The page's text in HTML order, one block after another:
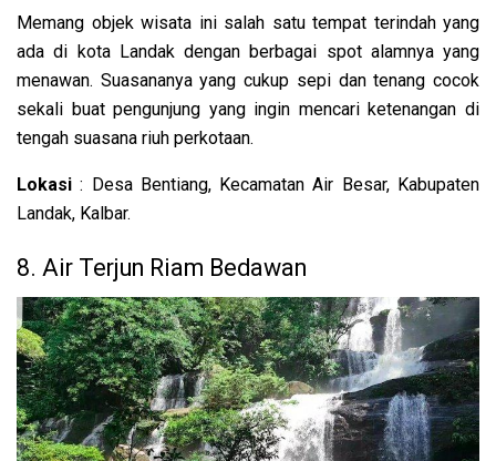
Memang objek wisata ini salah satu tempat terindah yang
ada di kota Landak dengan berbagai spot alamnya yang
menawan. Suasananya yang cukup sepi dan tenang cocok
sekali buat pengunjung yang ingin mencari ketenangan di
tengah suasana riuh perkotaan.
Lokasi : Desa Bentiang, Kecamatan Air Besar, Kabupaten
Landak, Kalbar.
8. Air Terjun Riam Bedawan